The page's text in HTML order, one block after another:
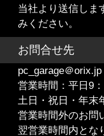
当社より送信しま
みください。
お問合せ先
pc_garage＠orix.jp
営業時間：平日9
土日・祝日・年末
営業時間外のお問
翌営業時間内とな